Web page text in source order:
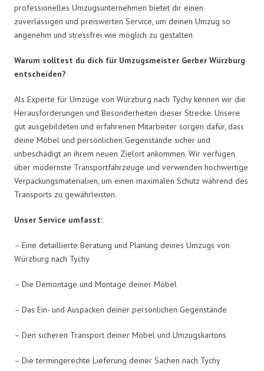
professionelles Umzugsunternehmen bietet dir einen
zuverlässigen und preiswerten Service, um deinen Umzug so
angenehm und stressfrei wie möglich zu gestalten.
Warum solltest du dich für Umzugsmeister Gerber Würzburg
entscheiden?
Als Experte für Umzüge von Würzburg nach Tychy kennen wir die
Herausforderungen und Besonderheiten dieser Strecke. Unsere
gut ausgebildeten und erfahrenen Mitarbeiter sorgen dafür, dass
deine Möbel und persönlichen Gegenstände sicher und
unbeschädigt an ihrem neuen Zielort ankommen. Wir verfügen
über modernste Transportfahrzeuge und verwenden hochwertige
Verpackungsmaterialien, um einen maximalen Schutz während des
Transports zu gewährleisten.
Unser Service umfasst:
– Eine detaillierte Beratung und Planung deines Umzugs von
Würzburg nach Tychy
– Die Demontage und Montage deiner Möbel
– Das Ein- und Auspacken deiner persönlichen Gegenstände
– Den sicheren Transport deiner Möbel und Umzugskartons
– Die termingerechte Lieferung deiner Sachen nach Tychy